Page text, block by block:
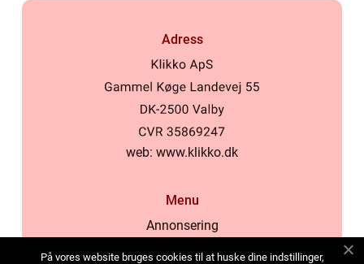
Adress
web: www.klikko.dk
Menu
Annonsering
På vores website bruges cookies til at huske dine indstillinger,